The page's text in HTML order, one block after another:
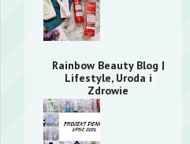
Rainbow Beauty Blog |
Lifestyle, Uroda i
Zdrowie